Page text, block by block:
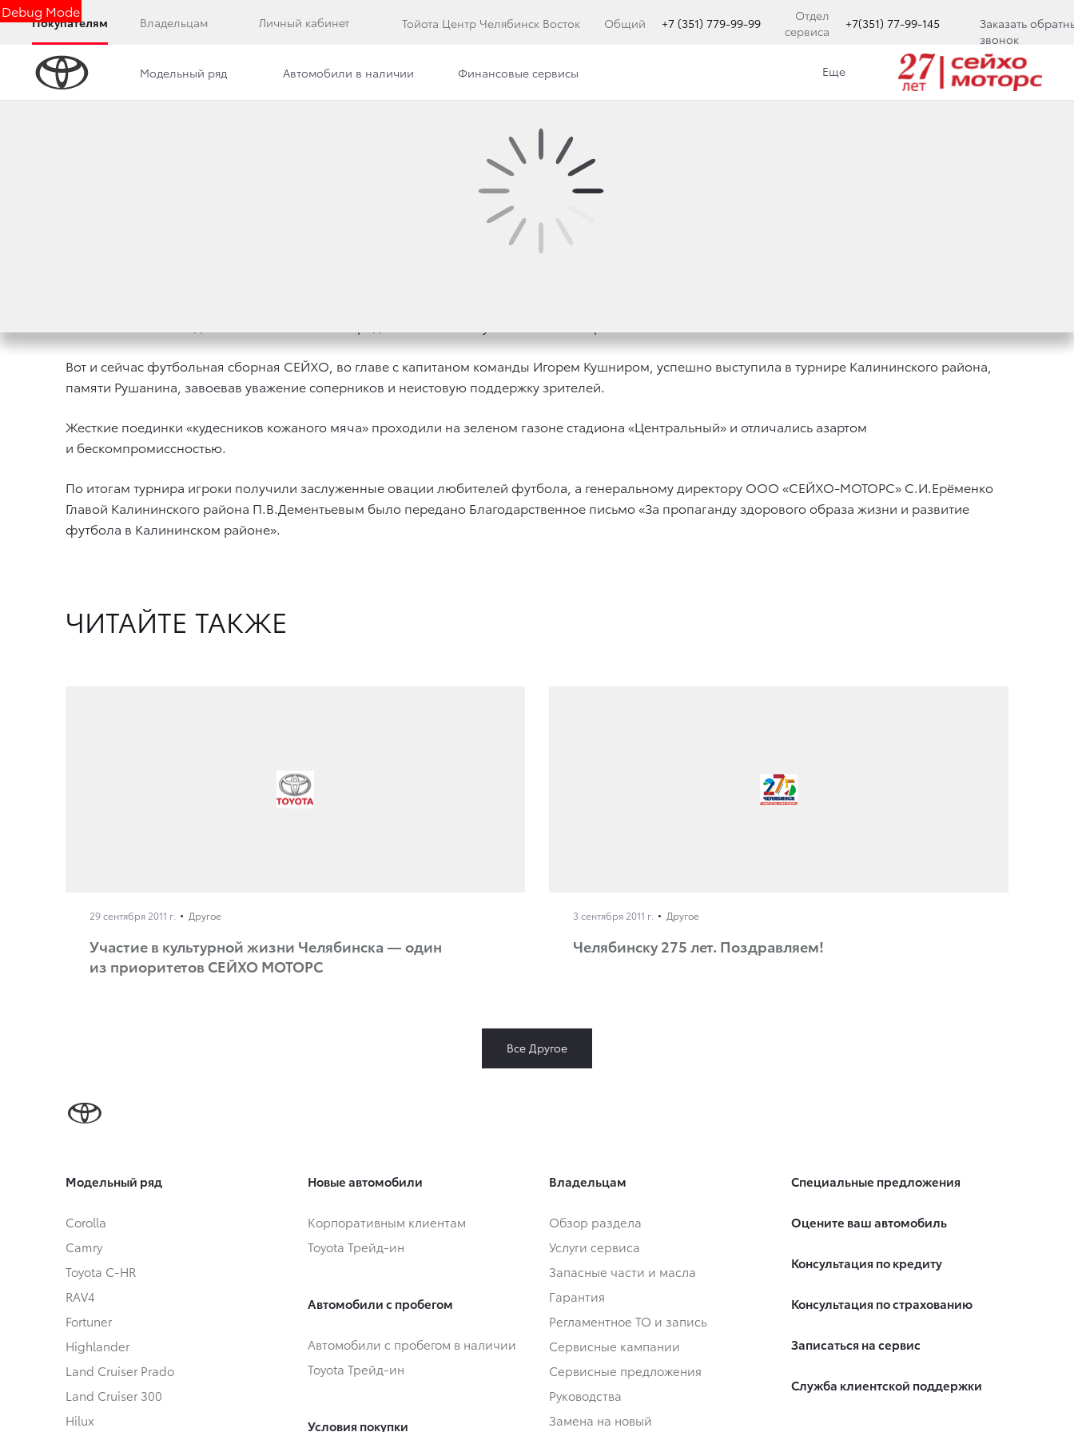
Debug Mode
Покупателям Владельцам Личный кабинет Тойота Центр Челябинск Восток Общий +7 (351) 779-99-99
Отдел
сервиса
+7(351) 77-99-145
Заказать
звонок
Модельный ряд Автомобили в наличии Финансовые сервисы Еще
Сотрудники
СИЛЬНЫ НЕ ТОЛЬКО РАБОТОЙ!
Вот и сейчас футбольная сборная СЕЙХО, во главе с капитаном команды Игорем Кушниром, успешно выступила в турнире Калининского района,
памяти Рушанина, завоевав уважение соперников и неистовую поддержку зрителей.
Жесткие поединки «кудесников кожаного мяча» проходили на зеленом газоне стадиона «Центральный» и отличались азартом
и бескомпромиссностью.
По итогам турнира игроки получили заслуженные овации любителей футбола, а генеральному директору ООО «СЕЙХО-МОТОРС» С.И.Ерёменко
Главой Калининского района П.В.Дементьевым было передано Благодарственное письмо «За пропаганду здорового образа жизни и развитие
футбола в Калининском районе».
ЧИТАЙТЕ ТАКЖЕ
29 сентября 2011 г. Другое
Участие в культурной жизни Челябинска — один
из приоритетов СЕЙХО МОТОРС
3 сентября 2011 г. Другое
Челябинску 275 лет. Поздравляем!
Все Другое
Модельный ряд
Corolla
Camry
Toyota C-HR
RAV4
Fortuner
Highlander
Land Cruiser Prado
Land Cruiser 300
Hilux
Новые автомобили
Корпоративным клиентам
Toyota Трейд-ин
Автомобили с пробегом
Автомобили с пробегом в наличии
Toyota Трейд-ин
Условия покупки
Владельцам
Обзор раздела
Услуги сервиса
Запасные части и масла
Гарантия
Регламентное ТО и запись
Сервисные кампании
Сервисные предложения
Руководства
Замена на новый
Специальные предложения
Оцените ваш автомобиль
Консультация по кредиту
Консультация по страхованию
Записаться на сервис
Служба клиентской поддержки